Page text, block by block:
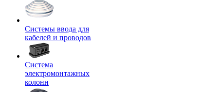
Системы ввода для
кабелей и проводов
Система
электромонтажных
колонн